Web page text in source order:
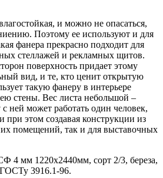
и можно не опасаться,
Поэтому ее используют и для
фанера прекрасно подходит для
стеллажей и рекламных щитов.
поверхность придает этому
вид, и те, кто ценит открытую
такую фанеру в интерьере
стены. Вес листа небольшой –
ней может работать один человек,
при этом создавая конструкции из
помещений, так и для выставочных
4 мм 1220х2440мм, сорт 2/3, береза,
3916.1-96.